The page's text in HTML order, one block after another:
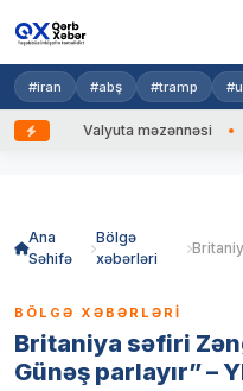
#iran #abş #tramp
Valyuta məzənnəsi
Ana
Səhifə
Bölgə
xəbərləri
BÖLGƏ XƏBƏRLƏRI
Britaniya səfiri
Günəş parlayır” –